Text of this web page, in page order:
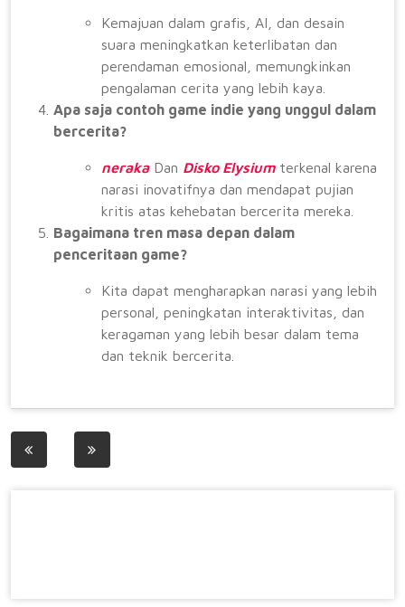
Kemajuan dalam grafis, AI, dan desain
suara meningkatkan keterlibatan dan
perendaman emosional, memungkinkan
pengalaman cerita yang lebih kaya.
Apa saja contoh game indie yang unggul dalam
bercerita?
nerakaDan Disko Elysiumterkenal karena
narasi inovatifnya dan mendapat pujian
kritis atas kehebatan bercerita mereka.
Bagaimana tren masa depan dalam
penceritaan game?
Kita dapat mengharapkan narasi yang lebih
personal, peningkatan interaktivitas, dan
keragaman yang lebih besar dalam tema
dan teknik bercerita.
Post